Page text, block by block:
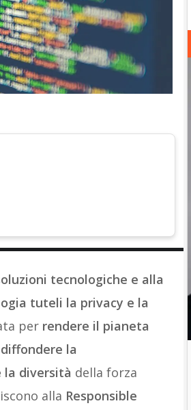
tecnologiche e alla
tuteli la privacy e la
per rendere il pianeta
la
la diversità della forza
alla Responsible